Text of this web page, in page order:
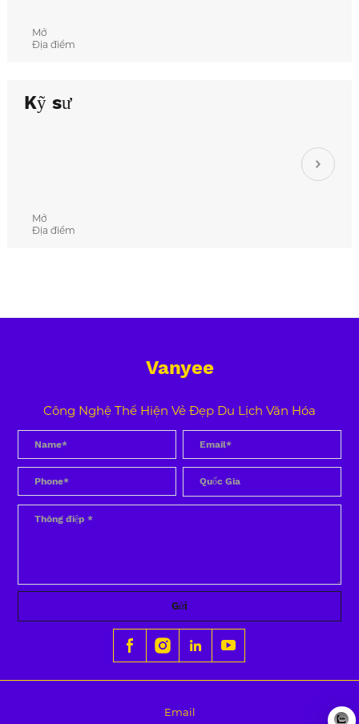
Mở
Địa điểm
Kỹ sư
Mở
Địa điểm
Vanyee
Công Nghệ Thể Hiện Vẻ Đẹp Du Lịch Văn Hóa
Gửi
Email